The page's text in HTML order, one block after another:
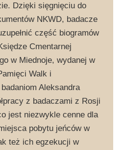
Dzięki sięgnięciu do
NKWD, badacze
część biogramów
Cmentarnej
w Miednoje, wydanej w
Walk i
Aleksandra
z badaczami z Rosji
jest niezwykle cenne dla
pobytu jeńców w
też ich egzekucji w